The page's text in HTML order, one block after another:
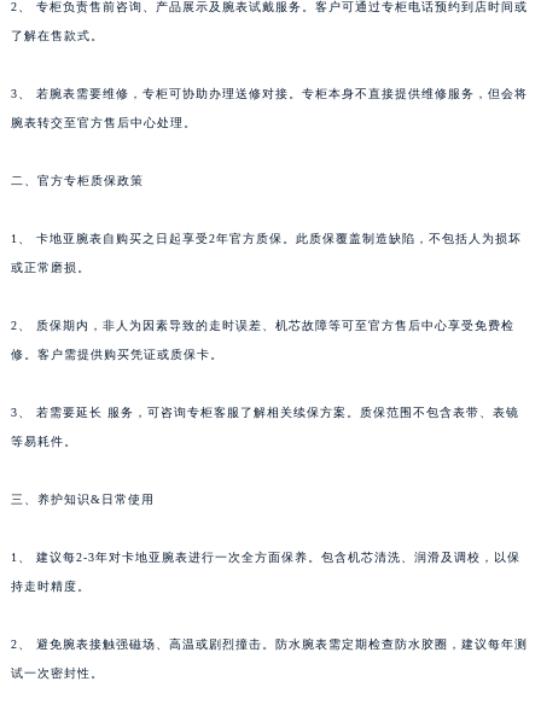
2、 专柜负责售前咨询、产品展示及腕表试戴服务。客户可通过专柜电话预约到店时间或
了解在售款式。
3、 若腕表需要维修，专柜可协助办理送修对接。专柜本身不直接提供维修服务，但会将
腕表转交至官方售后中心处理。
二、官方专柜质保政策
1、 卡地亚腕表自购买之日起享受2年官方质保。此质保覆盖制造缺陷，不包括人为损坏
或正常磨损。
2、 质保期内，非人为因素导致的走时误差、机芯故障等可至官方售后中心享受免费检
修。客户需提供购买凭证或质保卡。
3、 若需要延长 服务，可咨询专柜客服了解相关续保方案。质保范围不包含表带、表镜
等易耗件。
三、养护知识&日常使用
1、 建议每2-3年对卡地亚腕表进行一次全方面保养。包含机芯清洗、润滑及调校，以保
持走时精度。
2、 避免腕表接触强磁场、高温或剧烈撞击。防水腕表需定期检查防水胶圈，建议每年测
试一次密封性。